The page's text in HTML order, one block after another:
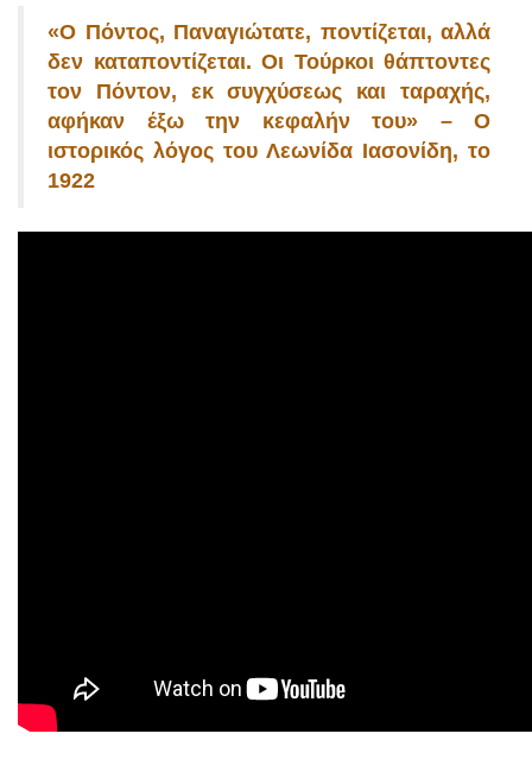
«Ο Πόντος, Παναγιώτατε, ποντίζεται, αλλά
δεν καταποντίζεται. Οι Τούρκοι θάπτοντες
τον Πόντον, εκ συγχύσεως και ταραχής,
αφήκαν έξω την κεφαλήν του» – Ο
ιστορικός λόγος του Λεωνίδα Ιασονίδη, το
1922